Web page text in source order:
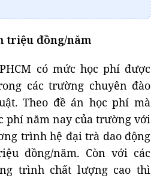
triệu đồng/năm
có mức học phí được
các trường chuyên đào
Theo đề án học phí mà
phí năm nay của trường với
trình hệ đại trà dao động
đồng/năm. Còn với các
trình chất lượng cao thì